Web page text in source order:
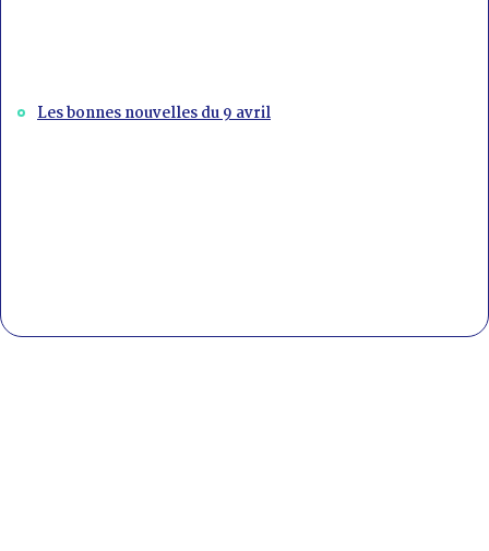
Les bonnes nouvelles du 9 avril